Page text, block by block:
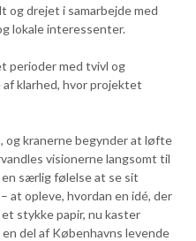
og drejet i samarbejde med
lokale interessenter.
perioder med tvivl og
af klarhed, hvor projektet
og kranerne begynder at løfte
visionerne langsomt til
særlig følelse at se sit
at opleve, hvordan en idé, der
stykke papir, nu kaster
del af Københavns levende